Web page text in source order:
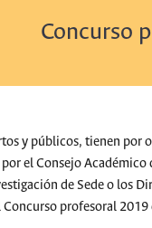
Concurso
y públicos, tienen
el Consejo
de Sede o los
profesoral